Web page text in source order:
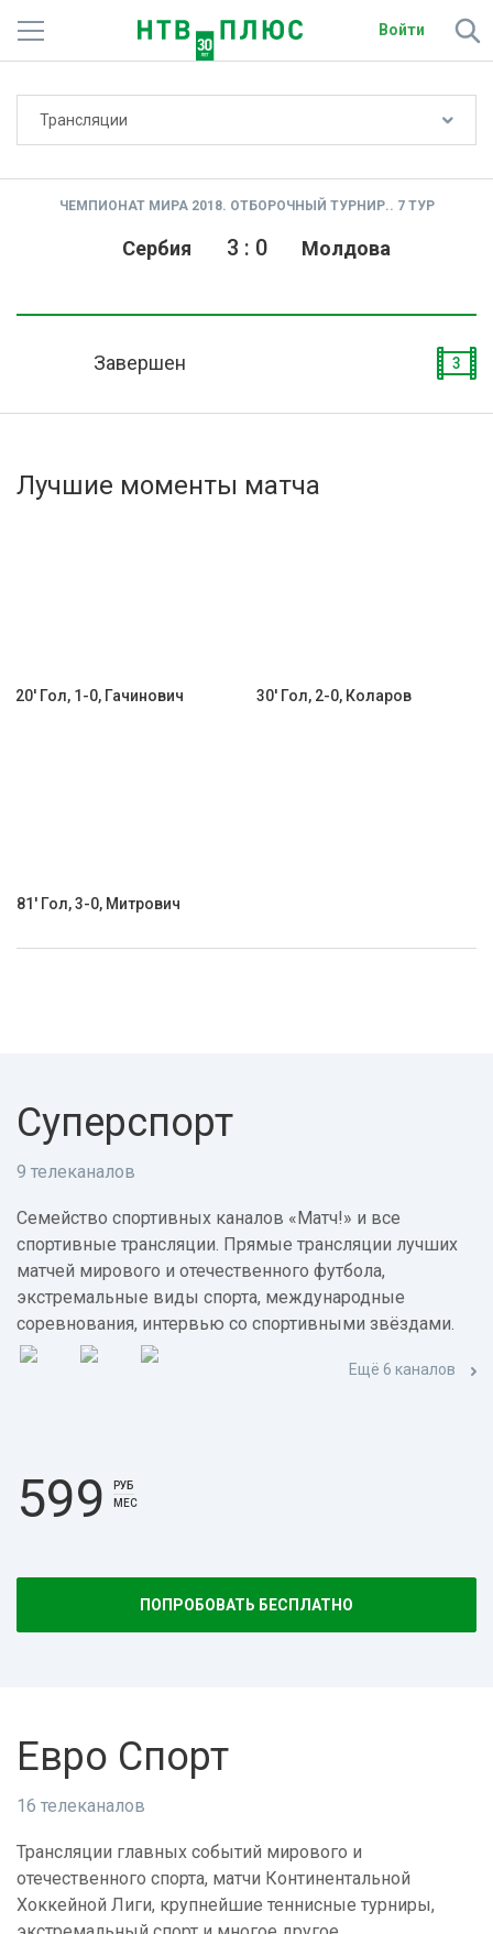
Войти
Активировать промокод
Трансляции
ЧЕМПИОНАТ МИРА 2018. ОТБОРОЧНЫЙ ТУРНИР.. 7 ТУР
Сербия Молдова
3 : 0
Завершен 3
Лучшие моменты матча
20' Гол, 1-0, Гачинович 30' Гол, 2-0, Коларов
81' Гол, 3-0, Митрович
Суперспорт
9 телеканалов
Семейство спортивных каналов «Матч!» и все
спортивные трансляции. Прямые трансляции лучших
матчей мирового и отечественного футбола,
экстремальные виды спорта, международные
соревнования, интервью со спортивными звёздами.
Ещё 6 каналов
599
РУБ
МЕС
ПОПРОБОВАТЬ БЕСПЛАТНО
Евро Спорт
16 телеканалов
Трансляции главных событий мирового и
отечественного спорта, матчи Континентальной
Хоккейной Лиги, крупнейшие теннисные турниры,